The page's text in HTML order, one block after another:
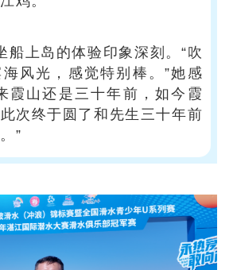
船上岛的体验印象深刻。“吹
风光，感觉特别棒。”她感
霞山还是三十年前，如今霞
次终于圆了和先生三十年前
”